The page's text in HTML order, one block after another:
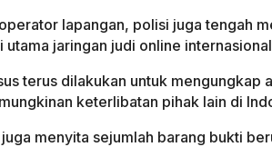
lapangan, polisi juga tengah
jaringan judi online
terus dilakukan untuk mengungkap
keterlibatan pihak lain di
menyita sejumlah barang bukti